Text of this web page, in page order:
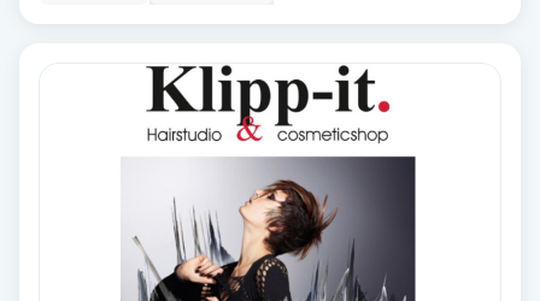
Medial vägledning